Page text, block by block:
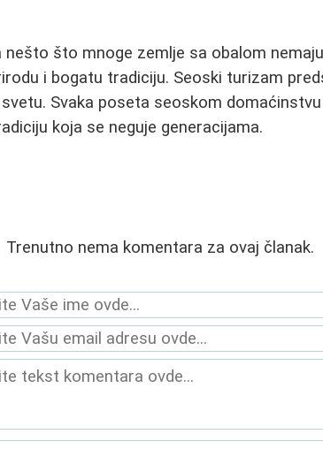
nešto što mnoge zemlje sa obalom
i bogatu tradiciju. Seoski turizam
Svaka poseta seoskom
koja se neguje generacijama.
Trenutno nema komentara za ovaj članak.